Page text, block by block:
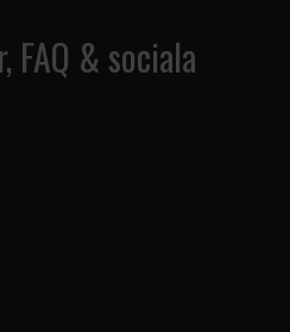
& sociala